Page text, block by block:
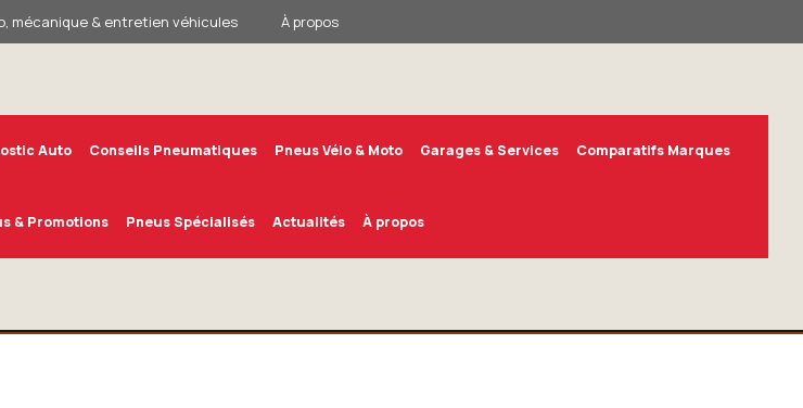
mécanique & entretien véhicules À propos
Auto Conseils Pneumatiques Pneus Vélo & Moto Garages & Services Comparatifs Marques
& Promotions Pneus Spécialisés Actualités À propos